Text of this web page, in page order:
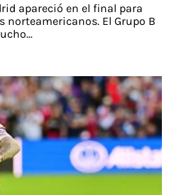
apareció en el final para
norteamericanos. El Grupo B